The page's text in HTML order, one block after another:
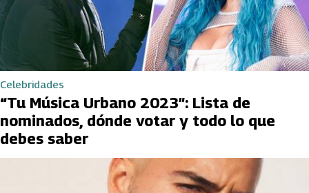
Celebridades
“Tu Música Urbano 2023″: Lista de
nominados, dónde votar y todo lo que
debes saber